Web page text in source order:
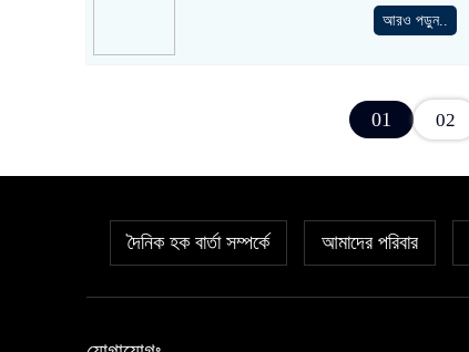
আরও পড়ুন..
01 02
দৈনিক হক বার্তা সম্পর্কে আমাদের পরিবার